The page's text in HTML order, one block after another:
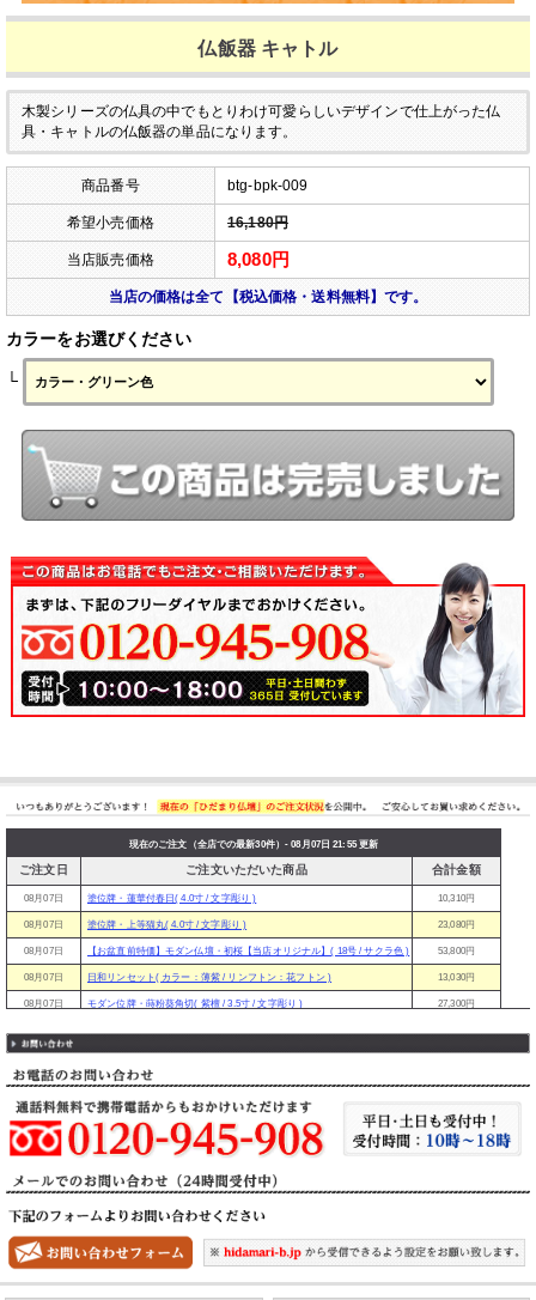
仏飯器 キャトル
木製シリーズの仏具の中でもとりわけ可愛らしいデザインで仕上がった仏
具・キャトルの仏飯器の単品になります。
商品番号 btg-bpk-009
希望小売価格 16,180円
当店販売価格 8,080円
当店の価格は全て【税込価格・送料無料】です。
カラーをお選びください
└
現在のご注文（全店での最新30件）- 08月07日 21:55 更新
ご注文日 ご注文いただいた商品 合計金額
08月07日 塗位牌・蓮華付春日( 4.0寸 / 文字彫り ) 10,310円
08月07日 塗位牌・上等猫丸( 4.0寸 / 文字彫り ) 23,080円
08月07日 【お盆直前特価】モダン仏壇・初桜【当店オリジナル】( 18号 / サクラ色 ) 53,800円
08月07日 日和リンセット( カラー：薄紫 / リンフトン：花フトン ) 13,030円
08月07日 モダン位牌・蒔粉葵角切( 紫檀 / 3.5寸 / 文字彫り ) 27,300円
08月07日 唐木位牌・勝美( 紫檀 / 4.0寸 / 文字彫り ) 17,100円
08月07日 塗位牌・葵角切( 3.5寸 / 文字彫り ) 11,910円
08月07日 【お盆直前特価】モダン仏壇・オーロラ( カラー・紫檀調 / サイズ・16号 )
08月07日 塗位牌・葵角切( 3.0寸 / 文字彫り ) 10,470円
08月07日 塗位牌・面金千倉( 4.0寸 / 文字彫り ) 20,130円
08月07日 モダン位牌・純面粉 かなで【さくら】( 3.5寸 / 文字彫り )
08月07日 塗位牌・三方金京中台( 3.5寸 / 文字彫り ) 15,280円
08月07日 塗位牌・葵角切( 3.5寸 / 文字彫り ) 11,910円